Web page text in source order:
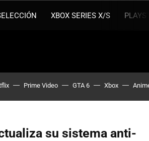
XBOX SERIES X/S
Prime Video GTA 6 Xbox
su sistema anti-